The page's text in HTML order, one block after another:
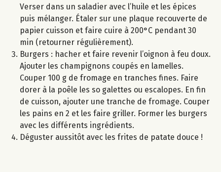
Verser dans un saladier avec l’huile et les épices
puis mélanger. Étaler sur une plaque recouverte de
papier cuisson et faire cuire à 200°C pendant 30
min (retourner régulièrement).
Burgers : hacher et faire revenir l’oignon à feu doux.
Ajouter les champignons coupés en lamelles.
Couper 100 g de fromage en tranches fines. Faire
dorer à la poêle les so galettes ou escalopes. En fin
de cuisson, ajouter une tranche de fromage. Couper
les pains en 2 et les faire griller. Former les burgers
avec les différents ingrédients.
Déguster aussitôt avec les frites de patate douce !